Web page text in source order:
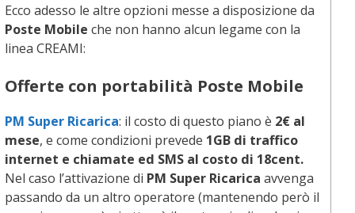
Ecco adesso le altre opzioni messe a disposizione da
Poste Mobile che non hanno alcun legame con la
linea CREAMI:
Offerte con portabilità Poste Mobile
PM Super Ricarica: il costo di questo piano è 2€ al
mese, e come condizioni prevede 1GB di traffico
internet e chiamate ed SMS al costo di 18cent.
Nel caso l’attivazione di PM Super Ricarica avvenga
passando da un altro operatore (mantenendo però il